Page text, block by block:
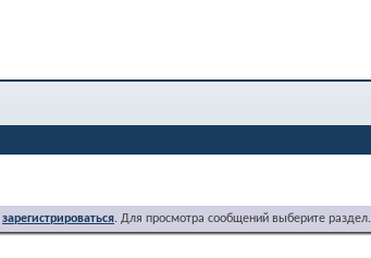
зарегистрироваться. Для просмотра сообщений выберите раздел.